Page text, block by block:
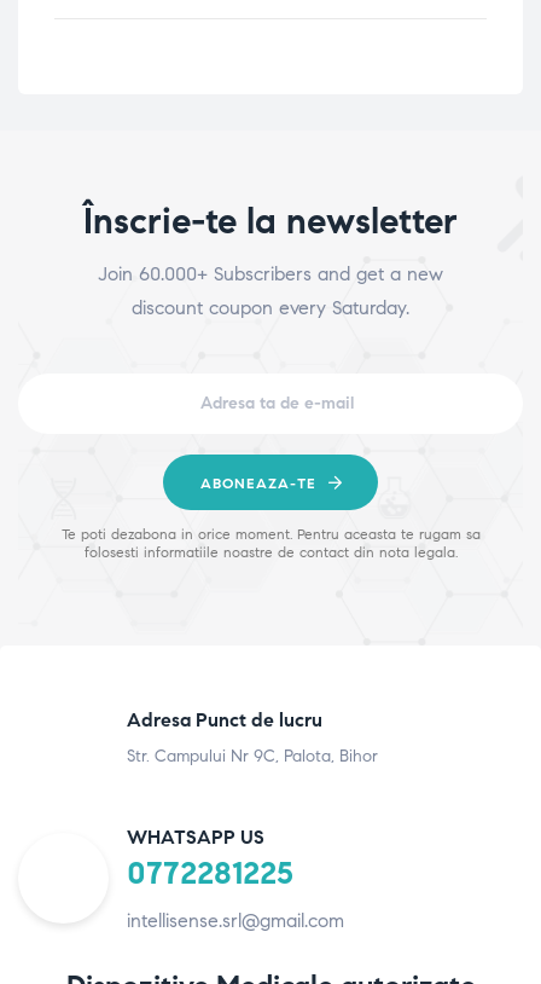
Înscrie-te la newsletter
Join 60.000+ Subscribers and get a new
discount coupon every Saturday.
ABONEAZA-TE
Te poti dezabona in orice moment. Pentru aceasta te rugam sa
folosesti informatiile noastre de contact din nota legala.
Adresa Punct de lucru
Str. Campului Nr 9C, Palota, Bihor
WHATSAPP US
0772281225
intellisense.srl@gmail.com